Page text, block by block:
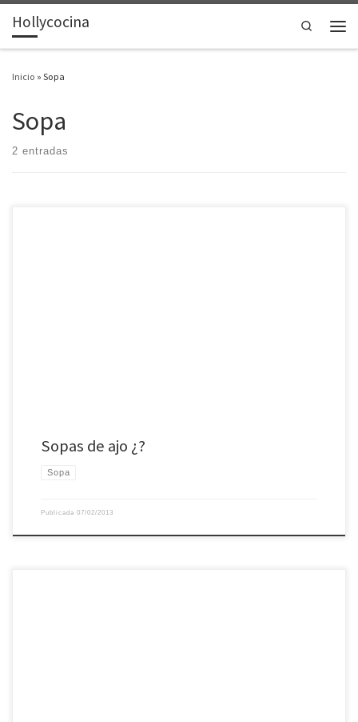
Saltar al contenido
Hollycocina
Search
Inicio » Sopa
Sopa
2 entradas
Sopas de ajo ¿?
Sopa
Publicada 07/02/2013